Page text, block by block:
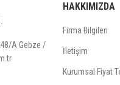
A Gebze /
HAKKIMIZDA
Firma Bilgileri
İletişim
Kurumsal Fiyat